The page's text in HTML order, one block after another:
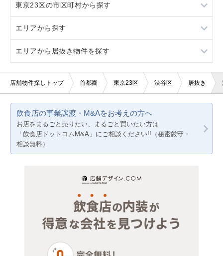
駐車場あり
看板取り付け可
10坪以下
20坪以下
賃料20万円以下
2階
3階以上
軽飲食
バー・クラブ
美容室・理容室
サロン（マッサージ・エステ・ネイルなど）
物販・小売
ジム・教室・スタジオ
ラーメン
フランス料理
イタリア料理
焼肉
カフェ
テイクアウト
居酒屋・ダイニングバー
東京23区の市区町村から探す
葛飾区
江戸川区
江東区
荒川区
渋谷区
エリアから探す
東京23区
東京都下
千葉
埼玉
エリアから居抜き物件を探す
東京23区
神奈川
千葉
店舗物件探しトップ 首都圏 東京23区 渋谷区 居抜き
飲食店の事業譲渡・M&Aをお考えの方へ
お店をまるごと売りたい、まるごと買いたい方は
「飲食店ドットコムM&A」にご相談ください!!（秘密厳守・
相談無料）